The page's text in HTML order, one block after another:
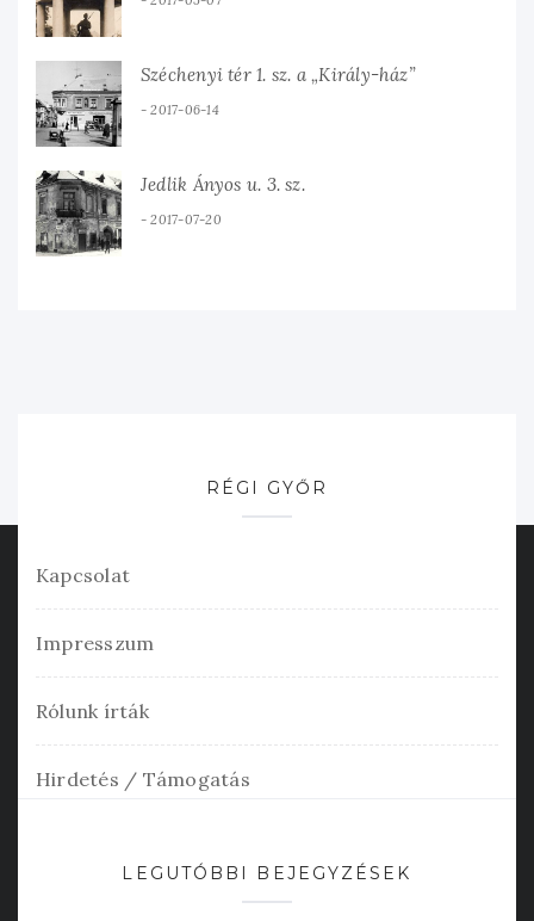
Széchenyi tér 1. sz. a „Király-ház”
2017-06-14
Jedlik Ányos u. 3. sz.
2017-07-20
RÉGI GYŐR
Kapcsolat
Impresszum
Rólunk írták
Hirdetés / Támogatás
LEGUTÓBBI BEJEGYZÉSEK